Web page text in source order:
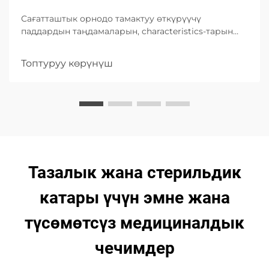
Сағатташтык орнодо тамактуу өткүрүүчү
паддардын таңдамаларын, characteristics-тарын
тартууда жогорку абсорбция вариантирин
Топтуруу көрүнүш
Тазалык жана стерильдик
катары үчүн эмне жана
түсөмөтсүз медициналдык
чечимдер